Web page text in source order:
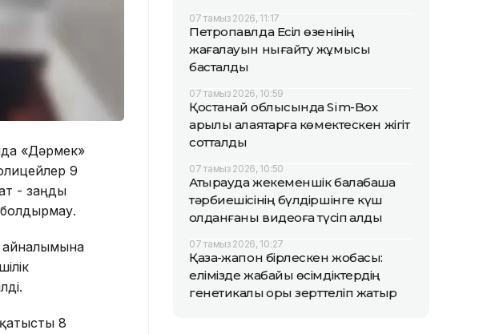
«Дәрмек»
9
- заңды
айналымына
8
07 тамыз 2026, 11:17
Петропавлда Есіл өзенінің
жағалауын нығайту жұмысы
басталды
07 тамыз 2026, 10:59
Қостанай облысында Sim-Box
арқылы алаяқтарға көмектескен жігіт
сотталды
07 тамыз 2026, 10:50
Атырауда жекеменшік балабақша
тәрбиешісінің бүлдіршінге күш
қолданғаны видеоға түсіп қалды
07 тамыз 2026, 10:27
Қазақ-жапон бірлескен жобасы:
елімізде жабайы өсімдіктердің
генетикалық қоры зерттеліп жатыр